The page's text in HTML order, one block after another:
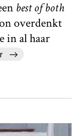
best of both
overdenkt
in al haar